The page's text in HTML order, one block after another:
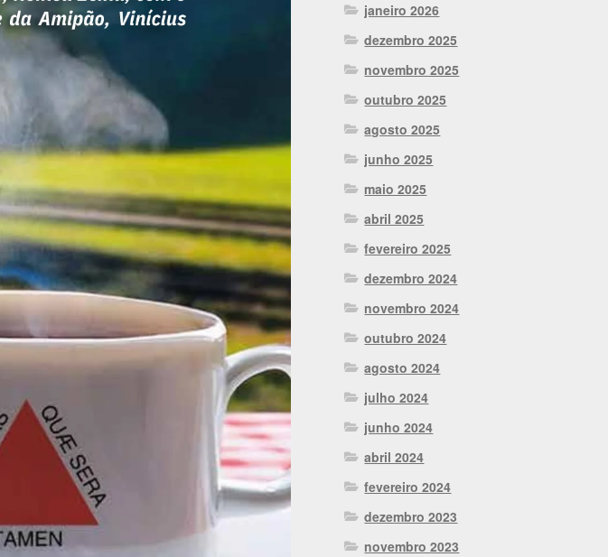
janeiro 2026
dezembro 2025
novembro 2025
outubro 2025
agosto 2025
junho 2025
maio 2025
abril 2025
fevereiro 2025
dezembro 2024
novembro 2024
outubro 2024
agosto 2024
julho 2024
junho 2024
abril 2024
fevereiro 2024
dezembro 2023
novembro 2023